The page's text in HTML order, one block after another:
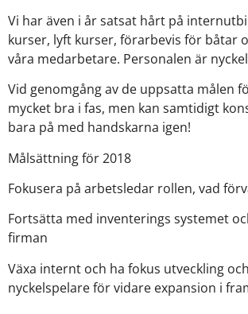
Vi har även i år satsat hårt på
kurser, lyft kurser, förarbevis för båtar
våra medarbetare. Personalen är
Vid genomgång av de uppsatta målen
mycket bra i fas, men kan samtidigt
bara på med handskarna igen!
Målsättning för 2018
Fokusera på arbetsledar rollen, vad
Fortsätta med inventerings systemet
firman
Växa internt och ha fokus utveckling
nyckelspelare för vidare expansion i